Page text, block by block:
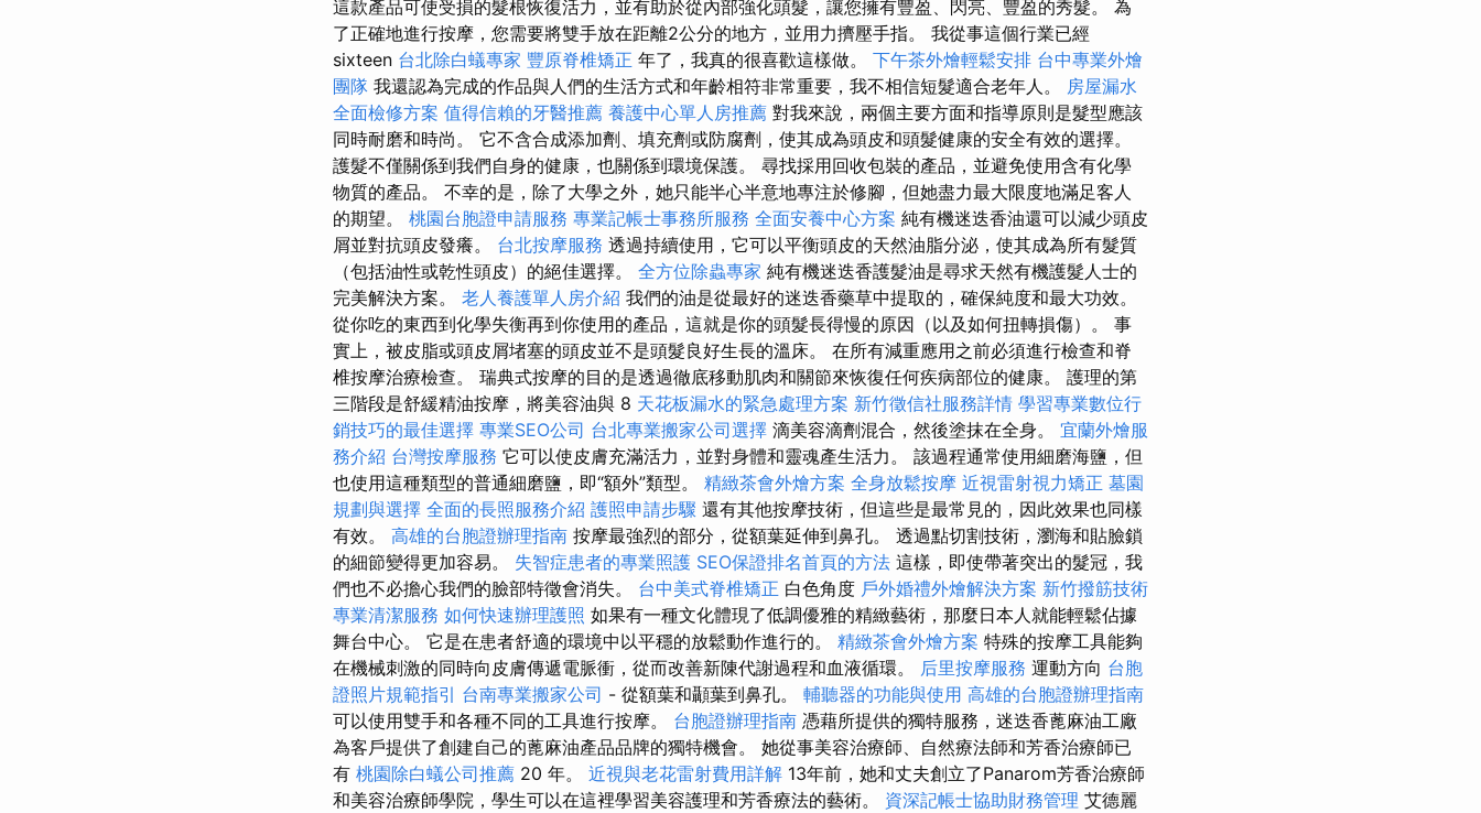
這款產品可使受損的髮根恢復活力，並有助於從內部強化頭髮，讓您擁有豐盈、閃亮、豐盈的秀髮。 為
了正確地進行按摩，您需要將雙手放在距離2公分的地方，並用力擠壓手指。 我從事這個行業已經
sixteen 台北除白蟻專家 豐原脊椎矯正 年了，我真的很喜歡這樣做。 下午茶外燴輕鬆安排 台中專業外燴
團隊 我還認為完成的作品與人們的生活方式和年齡相符非常重要，我不相信短髮適合老年人。 房屋漏水
全面檢修方案 值得信賴的牙醫推薦 養護中心單人房推薦 對我來說，兩個主要方面和指導原則是髮型應該
同時耐磨和時尚。 它不含合成添加劑、填充劑或防腐劑，使其成為頭皮和頭髮健康的安全有效的選擇。
護髮不僅關係到我們自身的健康，也關係到環境保護。 尋找採用回收包裝的產品，並避免使用含有化學
物質的產品。 不幸的是，除了大學之外，她只能半心半意地專注於修腳，但她盡力最大限度地滿足客人
的期望。 桃園台胞證申請服務 專業記帳士事務所服務 全面安養中心方案 純有機迷迭香油還可以減少頭皮
屑並對抗頭皮發癢。 台北按摩服務 透過持續使用，它可以平衡頭皮的天然油脂分泌，使其成為所有髮質
（包括油性或乾性頭皮）的絕佳選擇。 全方位除蟲專家 純有機迷迭香護髮油是尋求天然有機護髮人士的
完美解決方案。 老人養護單人房介紹 我們的油是從最好的迷迭香藥草中提取的，確保純度和最大功效。
從你吃的東西到化學失衡再到你使用的產品，這就是你的頭髮長得慢的原因（以及如何扭轉損傷）。 事
實上，被皮脂或頭皮屑堵塞的頭皮並不是頭髮良好生長的溫床。 在所有減重應用之前必須進行檢查和脊
椎按摩治療檢查。 瑞典式按摩的目的是透過徹底移動肌肉和關節來恢復任何疾病部位的健康。 護理的第
三階段是舒緩精油按摩，將美容油與 8 天花板漏水的緊急處理方案 新竹徵信社服務詳情 學習專業數位行
銷技巧的最佳選擇 專業SEO公司 台北專業搬家公司選擇 滴美容滴劑混合，然後塗抹在全身。 宜蘭外燴服
務介紹 台灣按摩服務 它可以使皮膚充滿活力，並對身體和靈魂產生活力。 該過程通常使用細磨海鹽，但
也使用這種類型的普通細磨鹽，即“額外”類型。 精緻茶會外燴方案 全身放鬆按摩 近視雷射視力矯正 墓園
規劃與選擇 全面的長照服務介紹 護照申請步驟 還有其他按摩技術，但這些是最常見的，因此效果也同樣
有效。 高雄的台胞證辦理指南 按摩最強烈的部分，從額葉延伸到鼻孔。 透過點切割技術，瀏海和貼臉鎖
的細節變得更加容易。 失智症患者的專業照護 SEO保證排名首頁的方法 這樣，即使帶著突出的髮冠，我
們也不必擔心我們的臉部特徵會消失。 台中美式脊椎矯正 白色角度 戶外婚禮外燴解決方案 新竹撥筋技術
專業清潔服務 如何快速辦理護照 如果有一種文化體現了低調優雅的精緻藝術，那麼日本人就能輕鬆佔據
舞台中心。 它是在患者舒適的環境中以平穩的放鬆動作進行的。 精緻茶會外燴方案 特殊的按摩工具能夠
在機械刺激的同時向皮膚傳遞電脈衝，從而改善新陳代謝過程和血液循環。 后里按摩服務 運動方向 台胞
證照片規範指引 台南專業搬家公司 - 從額葉和顳葉到鼻孔。 輔聽器的功能與使用 高雄的台胞證辦理指南
可以使用雙手和各種不同的工具進行按摩。 台胞證辦理指南 憑藉所提供的獨特服務，迷迭香蓖麻油工廠
為客戶提供了創建自己的蓖麻油產品品牌的獨特機會。 她從事美容治療師、自然療法師和芳香治療師已
有 桃園除白蟻公司推薦 20 年。 近視與老花雷射費用詳解 13年前，她和丈夫創立了Panarom芳香治療師
和美容治療師學院，學生可以在這裡學習美容護理和芳香療法的藝術。 資深記帳士協助財務管理 艾德麗